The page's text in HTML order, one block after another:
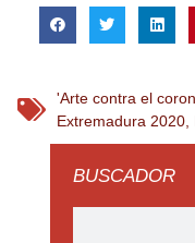
'Arte contra el
Extremadura 2020,
BUSCADOR